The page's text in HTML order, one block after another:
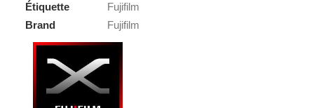
RLM
OIS
WR
Étiquette
Fujifilm
Brand
Fujifilm